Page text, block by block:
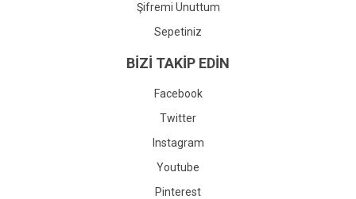
Şifremi Unuttum
Sepetiniz
BİZİ TAKİP EDİN
Facebook
Twitter
Instagram
Youtube
Pinterest